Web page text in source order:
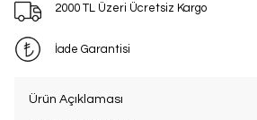
2000 TL Üzeri Ücretsiz Kargo
İade Garantisi
Ürün Açıklaması